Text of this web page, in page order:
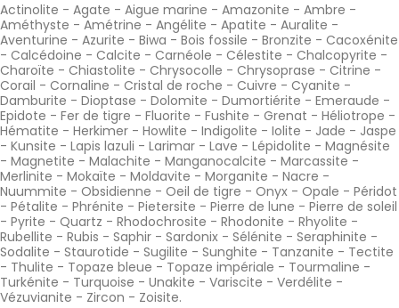
Actinolite - Agate - Aigue marine - Amazonite - Ambre -
Améthyste - Amétrine - Angélite - Apatite - Auralite -
Aventurine - Azurite - Biwa - Bois fossile - Bronzite - Cacoxénite
- Calcédoine - Calcite - Carnéole - Célestite - Chalcopyrite -
Charoïte - Chiastolite - Chrysocolle - Chrysoprase - Citrine -
Corail - Cornaline - Cristal de roche - Cuivre - Cyanite -
Damburite - Dioptase - Dolomite - Dumortiérite - Emeraude -
Epidote - Fer de tigre - Fluorite - Fushite - Grenat - Héliotrope -
Hématite - Herkimer - Howlite - Indigolite - Iolite - Jade - Jaspe
- Kunsite - Lapis lazuli - Larimar - Lave - Lépidolite - Magnésite
- Magnetite - Malachite - Manganocalcite - Marcassite -
Merlinite - Mokaïte - Moldavite - Morganite - Nacre -
Nuummite - Obsidienne - Oeil de tigre - Onyx - Opale - Péridot
- Pétalite - Phrénite - Pietersite - Pierre de lune - Pierre de soleil
- Pyrite - Quartz - Rhodochrosite - Rhodonite - Rhyolite -
Rubellite - Rubis - Saphir - Sardonix - Sélénite - Seraphinite -
Sodalite - Staurotide - Sugilite - Sunghite - Tanzanite - Tectite
- Thulite - Topaze bleue - Topaze impériale - Tourmaline -
Turkénite - Turquoise - Unakite - Variscite - Verdélite -
Vézuvianite - Zircon - Zoisite.